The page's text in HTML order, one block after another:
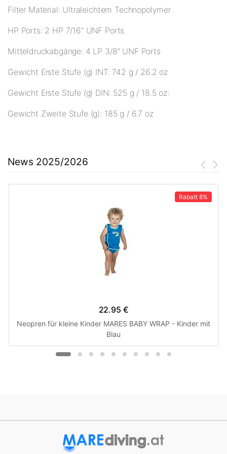
Filter Material: Ultraleichtem Technopolymer
HP Ports: 2 HP 7/16” UNF Ports
Mitteldruckabgänge: 4 LP 3/8” UNF Ports
Gewicht Erste Stufe (g) INT: 742 g / 26.2 oz
Gewicht Erste Stufe (g) DIN: 525 g / 18.5 oz:
Gewicht Zweite Stufe (g): 185 g / 6.7 oz
News 2025/2026
Rabatt 8%
22.95 €
Neopren für kleine Kinder MARES BABY WRAP - Kinder mit
Blau